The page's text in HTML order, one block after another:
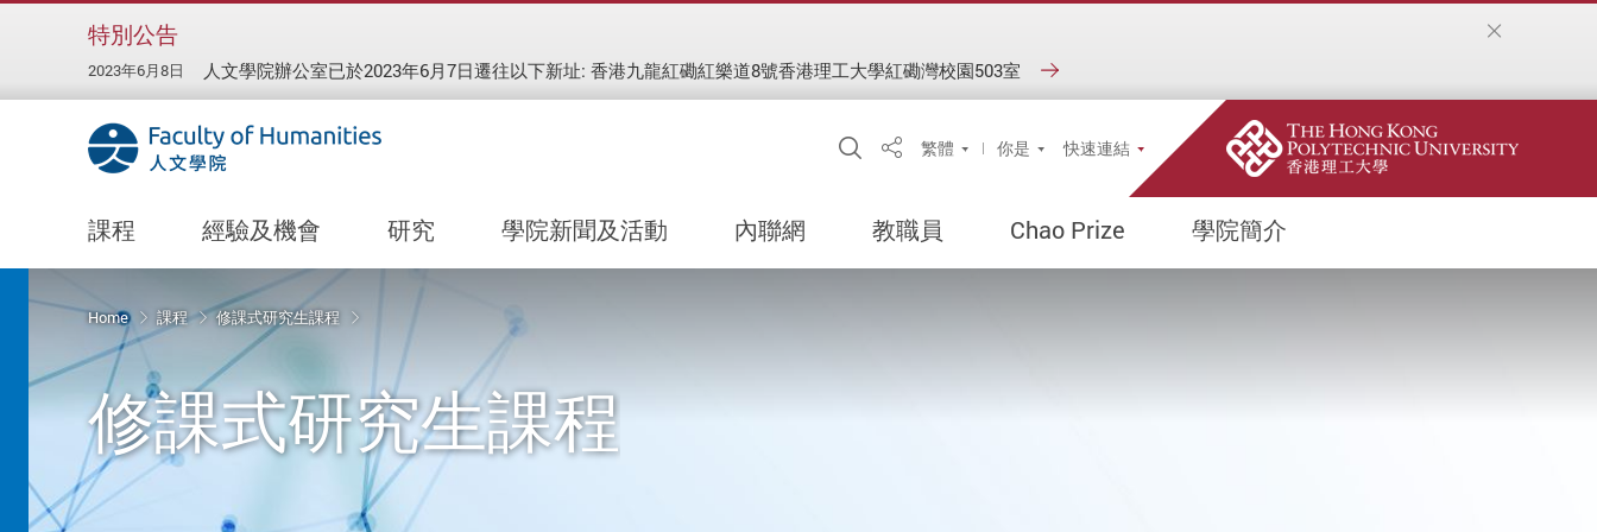
特別公告
2023年6月8日 人文學院辦公室已於2023年6月7日遷往以下新址: 香港九龍紅磡紅樂道8號香港理工大學紅磡灣校園503室
Open Site Search Popup
Share繁體 你是 快速連結
課程 經驗及機會 研究 學院新聞及活動 內聯網 教職員 Chao Prize 學院簡介
Home 課程 修課式研究生課程
修課式研究生課程